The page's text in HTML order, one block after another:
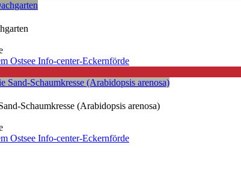
Ostsee Info-center-Eckernförde
Schaumkresse (Arabidopsis arenosa)
Ostsee Info-center-Eckernförde